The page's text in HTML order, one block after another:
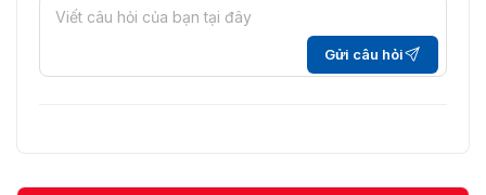
Hai dây
6 công tắc DIP thập phân
Gửi câu hỏi